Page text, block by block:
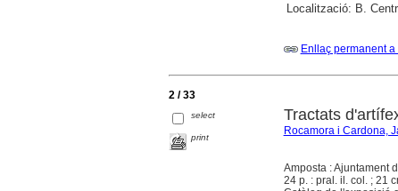
Localització: B.
Enllaç permanent
2 / 33
select
print
Tractats
Rocamora i Cardona,
Amposta : Ajuntament
24 p. : pral. il. col. ; 21